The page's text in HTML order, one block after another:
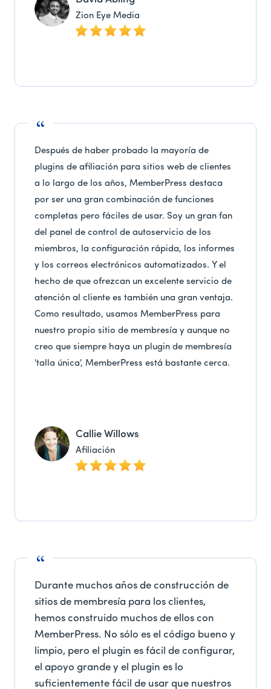
Zion Eye Media
Después de haber probado la mayoría de
plugins de afiliación para sitios web de clientes
a lo largo de los años, MemberPress destaca
por ser una gran combinación de funciones
completas pero fáciles de usar. Soy un gran fan
del panel de control de autoservicio de los
miembros, la configuración rápida, los informes
y los correos electrónicos automatizados. Y el
hecho de que ofrezcan un excelente servicio de
atención al cliente es también una gran ventaja.
Como resultado, usamos MemberPress para
nuestro propio sitio de membresía y aunque no
creo que siempre haya un plugin de membresía
'talla única', MemberPress está bastante cerca.
Callie Willows
Afiliación
Durante muchos años de construcción de
sitios de membresía para los clientes,
hemos construido muchos de ellos con
MemberPress. No sólo es el código bueno y
limpio, pero el plugin es fácil de configurar,
el apoyo grande y el plugin es lo
suficientemente fácil de usar que nuestros